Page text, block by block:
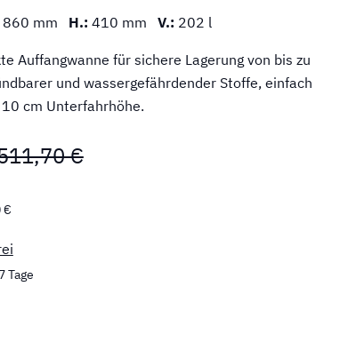
860 mm H.: 410 mm V.: 202 l
Auffangwanne für sichere Lagerung von bis zu
und wassergefährdender Stoffe, einfach
cm Unterfahrhöhe.
€
€
Tage